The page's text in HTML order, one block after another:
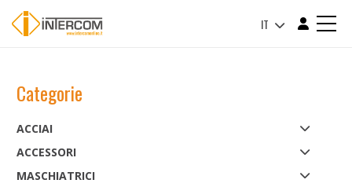
IT
Categorie
ACCIAI
ACCESSORI
MASCHIATRICI